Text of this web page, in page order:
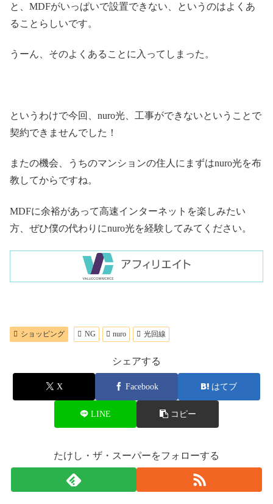
と、MDFがいっぱいで設置できない、というのはよくあ
ることらしいです。
うーん、そのよくあることに入ってしまった。
というわけで今回、nuro光、工事ができないということで
契約できませんでした！
またの機会、うちのマンションの住人にまずはnuro光を布
教してからですね。
MDFに余裕があって高速インターネットを楽しみたい
方、ぜひ僕の代わりにnuro光を経験してみてください。
ショッピング NG nuro 光回線
シェアする
X Facebook はてブ
LINE コピー
たけし・ザ・スーパーをフォローする